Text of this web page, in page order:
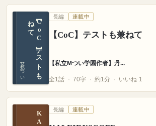
【C
o
C
】テ
ス
ト
も
兼
ね
て
【私立Mつい学園作者】丹
長編 連載中
【CoC】テストも兼ねて
【私立Mつい学園作者】丹...
全1話 70字 約1分 いいね 1
長編 連載中